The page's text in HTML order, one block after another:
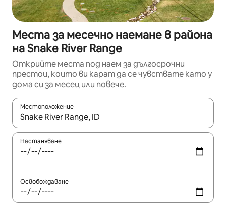
Места за месечно наемане в района
на Snake River Range
Открийте места под наем за дългосрочни
престои, които ви карат да се чувствате като у
дома си за месец или повече.
Местоположение
Когато резултатите се покажат, използвайте
Настаняване
Освобождаване